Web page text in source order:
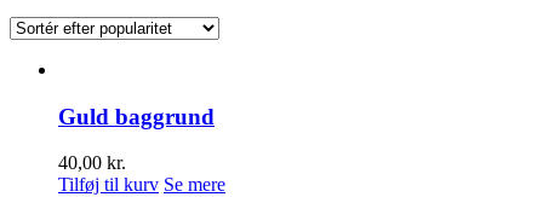
Guld baggrund
40,00 kr.
Tilføj til kurv Se mere